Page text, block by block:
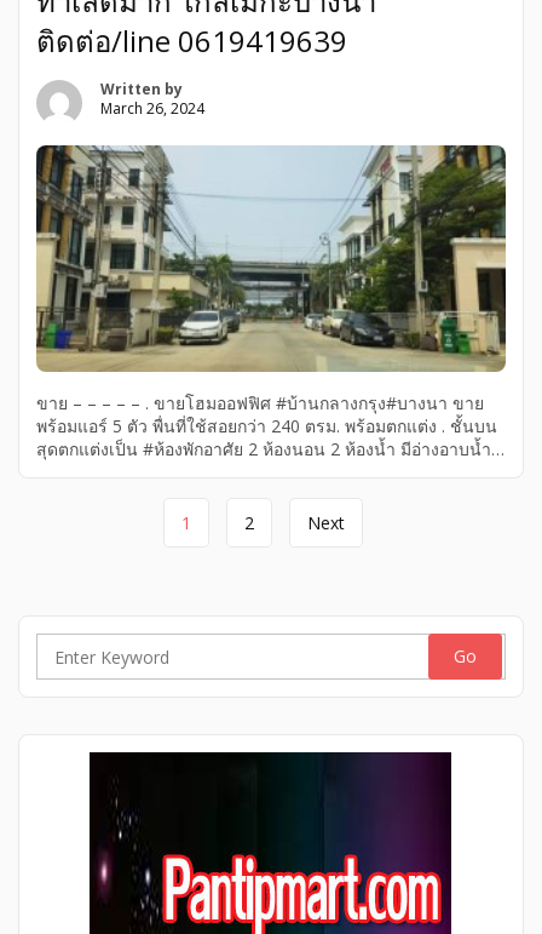
ติดต่อ/line 0619419639
Written by
March 26, 2024
ขาย – – – – – . ขายโฮมออฟฟิศ #บ้านกลางกรุง#บางนา ขาย
พร้อมแอร์ 5 ตัว พื่นที่ใช้สอยกว่า 240 ตรม. พร้อมตกแต่ง . ชั้นบน
สุดตกแต่งเป็น #ห้องพักอาศัย 2 ห้องนอน 2 ห้องน้ำ มีอ่างอาบน้ำ
พื้นที่ใช้สอย 240 ตรม ซอย 8 . ราคา 15.5 ล้าน ค่ะ เช่า 55000
1 2 Next
Search